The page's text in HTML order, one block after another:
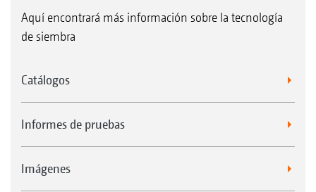
Aquí encontrará más información sobre la tecnología
de siembra
Catálogos
Informes de pruebas
Imágenes